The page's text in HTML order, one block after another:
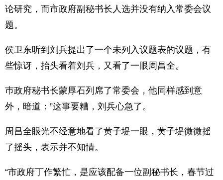
论研究，而市政府副秘书长人选并没有纳入常委会议
题。
侯卫东听到刘兵提出了一个未列入议题表的议题，有
些惊讶，抬头看着刘兵，又看了一眼周昌全。
巿政府秘书长蒙厚石列席了常委会，他同样感到意
外，暗道：”这事要糟，刘兵心急了。
周昌全眼光不经意地看了黄子堤一眼，黄子堤微微摇
了摇头，表示并不知情。
“市政府丁作繁忙，是应该配备一位副秘书长，春节过